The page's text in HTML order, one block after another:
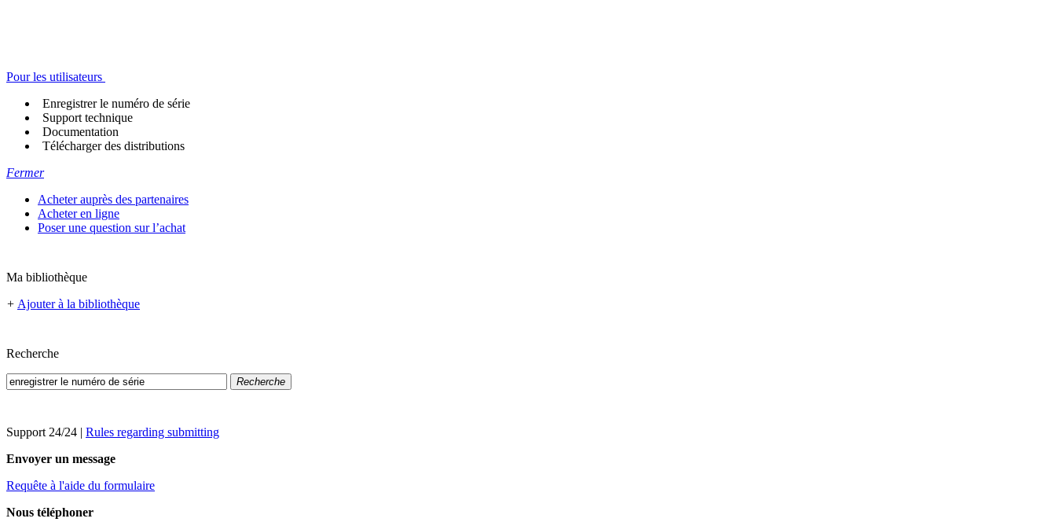
Pour les utilisateurs
Enregistrer le numéro de série
Support technique
Documentation
Télécharger des distributions
Fermer
Acheter auprès des partenaires
Acheter en ligne
Poser une question sur l’achat
Ma bibliothèque
+ Ajouter à la bibliothèque
Recherche
Recherche
Support 24/24 | Rules regarding submitting
Envoyer un message
Requête à l'aide du formulaire
Nous téléphoner